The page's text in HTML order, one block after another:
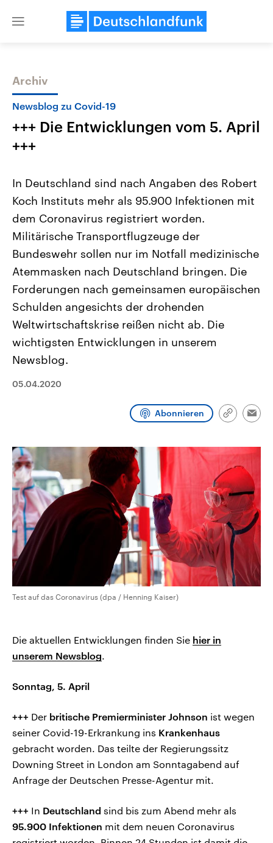
Close
Themen
Landtagswahl Sachsen-Anhalt
2026
Alle Informationen
Sachsen-Anhalt wählt am 6.
September 2026 einen neuen
Landtag. Seit 2021 wird das
Bundesland von einer Koalition aus
Umfragen, Prognosen,
Wahlprogramme, aktuelle Berichte
und Hintergründe zu den Parteien
und Kandidaten der anstehenden
Wahl.
Aktuelle Beiträge,
Hintergründe
Wirtschaftlich und
gehören die Vereinigten
den mächtigsten Ländern
mit großem Einfluss auf
aktuelle Weltgeschehen.
Sendungen Programm Podcasts
Audio-Archiv
Archiv
Newsblog zu Covid-19
+++ Die Entwicklungen vom 5. April
+++
In Deutschland sind nach Angaben des Robert
Koch Instituts mehr als 95.900 Infektionen mit
dem Coronavirus registriert worden.
Militärische Transportflugzeuge der
Bundeswehr sollen nur im Notfall medizinische
Atemmasken nach Deutschland bringen. Die
Forderungen nach gemeinsamen europäischen
Schulden angesichts der drohenden
Weltwirtschaftskrise reißen nicht ab. Die
wichtigsten Entwicklungen in unserem
Newsblog.
05.04.2020
Abonnieren
Link
Test auf das Coronavirus (dpa / Henning Kaiser)
Die aktuellen Entwicklungen finden Sie hier in
unserem Newsblog.
Sonntag, 5. April
+++ Der britische Premierminister Johnson ist wegen
seiner Covid-19-Erkrankung ins Krankenhaus
gebracht worden. Das teilte der Regierungssitz
Downing Street in London am Sonntagabend auf
Anfrage der Deutschen Presse-Agentur mit.
+++ In Deutschland sind bis zum Abend mehr als
95.900 Infektionen mit dem neuen Coronavirus